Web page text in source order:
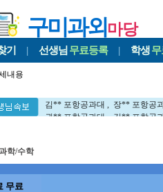
구미과외마당
기 | 선생님 무료등록 | 학생
내용
김** 포항공과대 , 장** 포항공
권** 포항공과대 , 김** 포항공
김** 포항공과대 , 이** 부경대
구** 경북대 , 김** 포항공과대
학/수학
무료